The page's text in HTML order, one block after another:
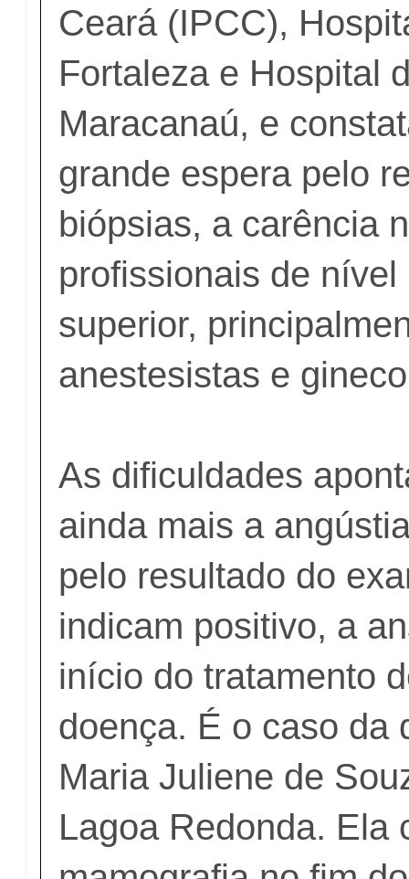
Ceará (IPCC),
Fortaleza e Hospital
Maracanaú, e
grande espera pelo
biópsias, a carência
profissionais de nível
superior,
anestesistas e
As dificuldades
ainda mais a
pelo resultado do
indicam positivo, a
início do tratamento
doença. É o caso da
Maria Juliene de
Lagoa Redonda. Ela